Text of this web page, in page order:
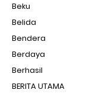
Beku
Belida
Bendera
Berdaya
Berhasil
BERITA UTAMA